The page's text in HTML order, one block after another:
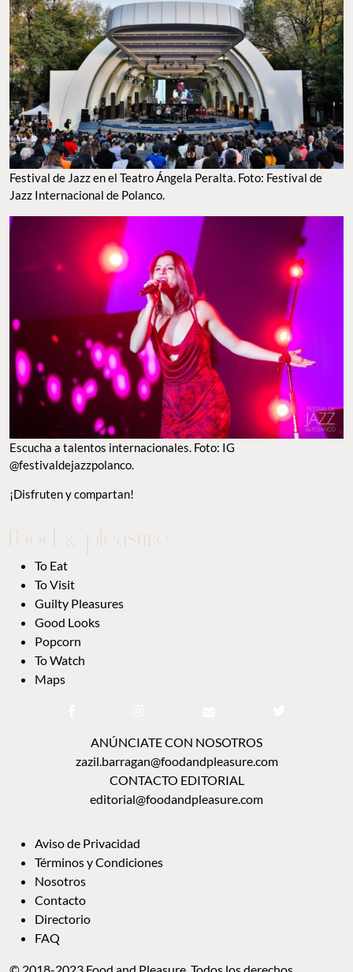
ESCUCHA A TALENTOS INTERNACIONALES. FOTO: IG @FESTIVALDEJAZZPOLANCO.
¡Disfruten y compartan!
TO EAT
TO VISIT
GUILTY PLEASURES
GOOD LOOKS
POPCORN
TO WATCH
MAPS
FAQ
© 2018-2023 Food and Pleasure. Todos los derechos reservados. The Cool Spot Group